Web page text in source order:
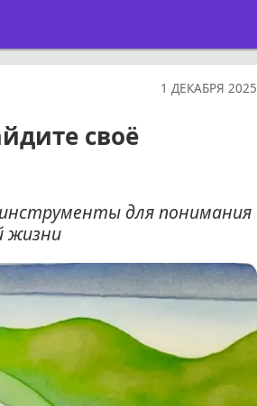
1 ДЕКАБРЯ 2025
своё
для понимания
жизни